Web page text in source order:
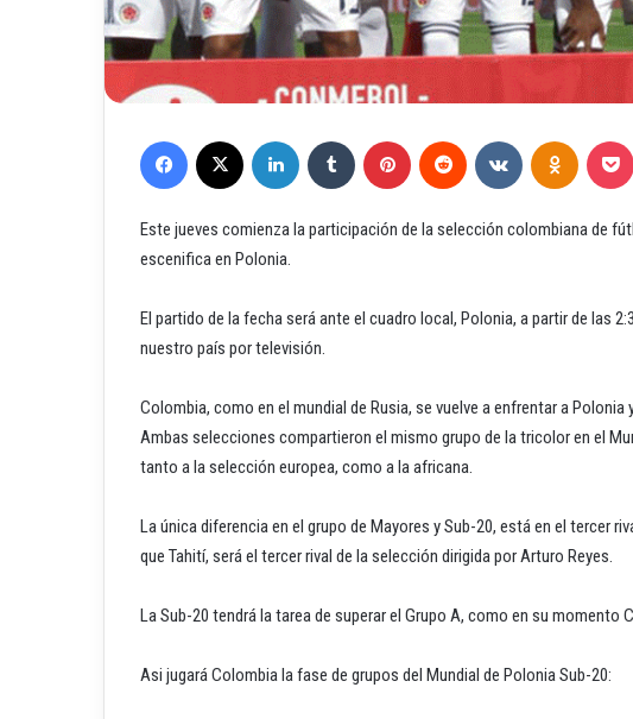
Este jueves comienza la participación de la selección colombiana de
escenifica en Polonia.
El partido de la fecha será ante el cuadro local, Polonia, a partir de las
nuestro país por televisión.
Colombia, como en el mundial de Rusia, se vuelve a enfrentar a
Ambas selecciones compartieron el mismo grupo de la tricolor en el
tanto a la selección europea, como a la africana.
La única diferencia en el grupo de Mayores y Sub-20, está en el tercer
que Tahití, será el tercer rival de la selección dirigida por Arturo Reyes.
La Sub-20 tendrá la tarea de superar el Grupo A, como en su momento
Asi jugará Colombia la fase de grupos del Mundial de Polonia Sub-20: